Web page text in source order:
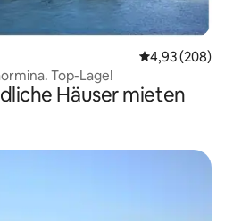
4,93 (208)
Top-Lage!
Häuser mieten